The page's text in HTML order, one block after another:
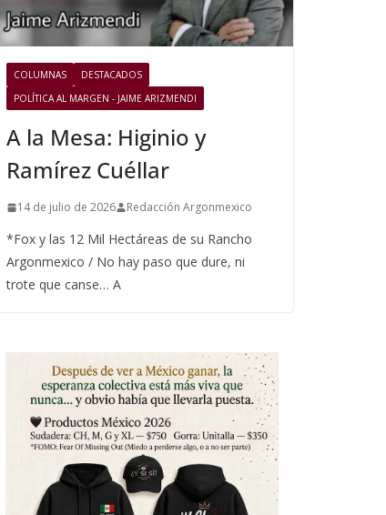
COLUMNAS
DESTACADOS
POLÍTICA AL MARGEN - JAIME ARIZMENDI
A la Mesa: Higinio y
Ramírez Cuéllar
14 de julio de 2026 Redacción Argonmexico
*Fox y las 12 Mil Hectáreas de su Rancho
Argonmexico / No hay paso que dure, ni
trote que canse… A